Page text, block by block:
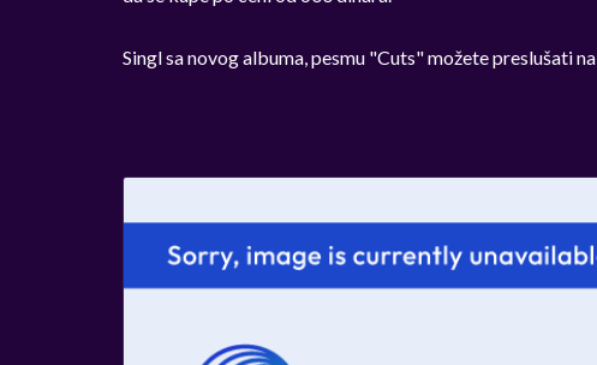
Singl sa novog albuma, pesmu "Cuts" možete preslušati na